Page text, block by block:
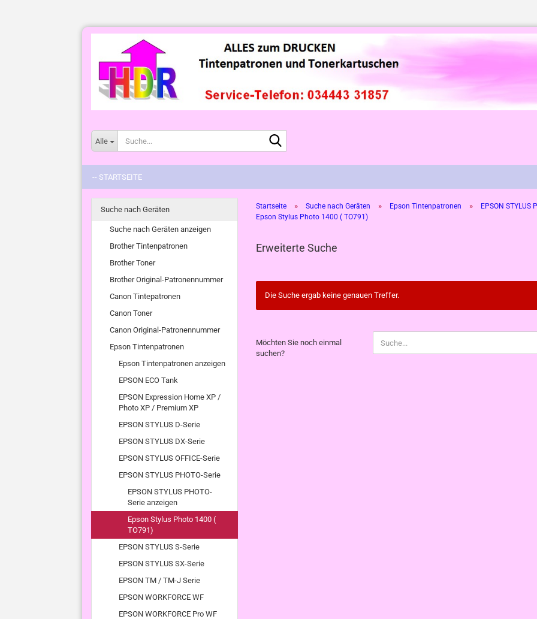
Alle
-- STARTSEITE
Startseite » Suche nach Geräten » Epson Tintenpatronen » EPSON STYLUS
Epson Stylus Photo 1400 ( TO791)
Erweiterte Suche
Die Suche ergab keine genauen Treffer.
SIE
NOCH
Möchten Sie noch einmal
suchen?
Suche nach Geräten
Suche nach Geräten anzeigen
Brother Tintenpatronen
Brother Toner
Brother Original-Patronennummer
Canon Tintepatronen
Canon Toner
Canon Original-Patronennummer
Epson Tintenpatronen
Epson Tintenpatronen anzeigen
EPSON ECO Tank
EPSON Expression Home XP /
Photo XP / Premium XP
EPSON STYLUS D-Serie
EPSON STYLUS DX-Serie
EPSON STYLUS OFFICE-Serie
EPSON STYLUS PHOTO-Serie
EPSON STYLUS PHOTO-
Serie anzeigen
Epson Stylus Photo 1400 (
TO791)
EPSON STYLUS S-Serie
EPSON STYLUS SX-Serie
EPSON TM / TM-J Serie
EPSON WORKFORCE WF
EPSON WORKFORCE Pro WF